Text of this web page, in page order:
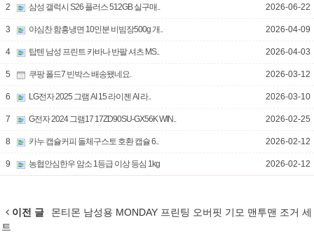
2 삼성 갤럭시 S26 플러스 512GB 실구매.. 2026-06-22
3 야심찬 함흥냉면 10인분 비빔장500g 개.. 2026-04-09
4 탑텐 남성 프린트 카바나 반팔 셔츠 MS.. 2026-04-03
5 쿠팡 폴드7 빈박스 배송됐네요. 2026-03-12
6 LG전자 2025 그램 AI 15 라이젠 AI 라.. 2026-03-10
7 G전자 2024 그램17 17ZD90SU-GX56K WIN.. 2026-02-25
8 카누 캡슐커피 돌체구스토 호환 캡슐 6.. 2026-02-12
9 농협안심한우 암소 1등급 이상 등심 1kg 2026-02-12
이전 글
몬티몬 남성용 MONDAY 프린팅 오버핏 기모 맨투맨 조거 세
트